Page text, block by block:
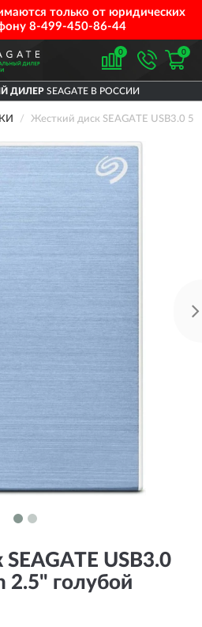
только от юридических
8-499-450-86-44
0 0
ДИЛЕРSEAGATE В РОССИИ
Жесткий диск SEAGATE USB3.0
USB3.0
2.5" голубой